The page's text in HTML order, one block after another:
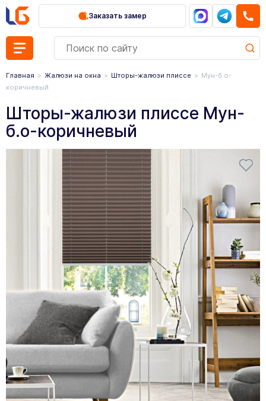
Заказать замер
Главная Жалюзи на окна Шторы-жалюзи плиссе
Мун-б.о-
коричневый
Шторы-жалюзи плиссе Мун-
б.о-коричневый